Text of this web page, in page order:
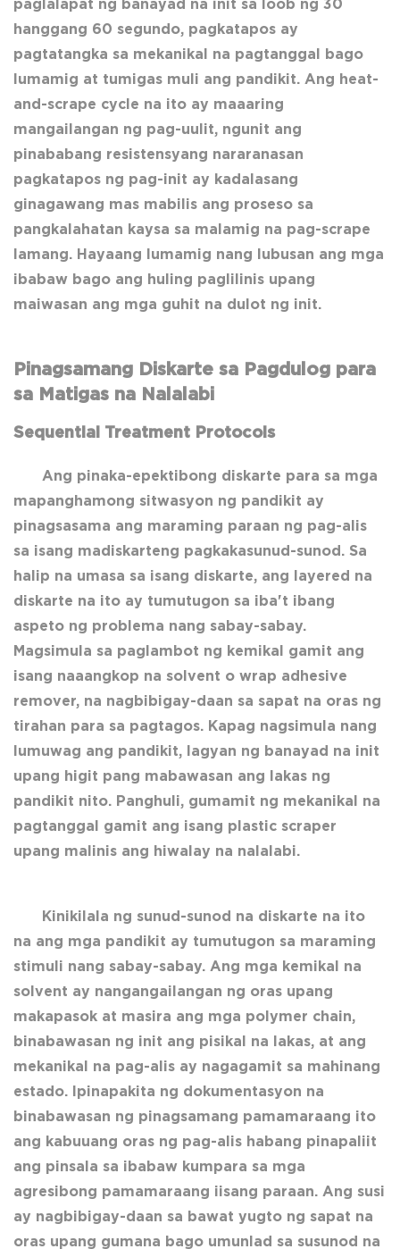
paglalapat ng banayad na init sa loob ng 30
hanggang 60 segundo, pagkatapos ay
pagtatangka sa mekanikal na pagtanggal bago
lumamig at tumigas muli ang pandikit. Ang heat-
and-scrape cycle na ito ay maaaring
mangailangan ng pag-uulit, ngunit ang
pinababang resistensyang nararanasan
pagkatapos ng pag-init ay kadalasang
ginagawang mas mabilis ang proseso sa
pangkalahatan kaysa sa malamig na pag-scrape
lamang. Hayaang lumamig nang lubusan ang mga
ibabaw bago ang huling paglilinis upang
maiwasan ang mga guhit na dulot ng init.
Pinagsamang Diskarte sa Pagdulog para
sa Matigas na Nalalabi
Sequential Treatment Protocols
Ang pinaka-epektibong diskarte para sa mga
mapanghamong sitwasyon ng pandikit ay
pinagsasama ang maraming paraan ng pag-alis
sa isang madiskarteng pagkakasunud-sunod. Sa
halip na umasa sa isang diskarte, ang layered na
diskarte na ito ay tumutugon sa iba't ibang
aspeto ng problema nang sabay-sabay.
Magsimula sa paglambot ng kemikal gamit ang
isang naaangkop na solvent o wrap adhesive
remover, na nagbibigay-daan sa sapat na oras ng
tirahan para sa pagtagos. Kapag nagsimula nang
lumuwag ang pandikit, lagyan ng banayad na init
upang higit pang mabawasan ang lakas ng
pandikit nito. Panghuli, gumamit ng mekanikal na
pagtanggal gamit ang isang plastic scraper
upang malinis ang hiwalay na nalalabi.
Kinikilala ng sunud-sunod na diskarte na ito
na ang mga pandikit ay tumutugon sa maraming
stimuli nang sabay-sabay. Ang mga kemikal na
solvent ay nangangailangan ng oras upang
makapasok at masira ang mga polymer chain,
binabawasan ng init ang pisikal na lakas, at ang
mekanikal na pag-alis ay nagagamit sa mahinang
estado. Ipinapakita ng dokumentasyon na
binabawasan ng pinagsamang pamamaraang ito
ang kabuuang oras ng pag-alis habang pinapaliit
ang pinsala sa ibabaw kumpara sa mga
agresibong pamamaraang iisang paraan. Ang susi
ay nagbibigay-daan sa bawat yugto ng sapat na
oras upang gumana bago umunlad sa susunod na